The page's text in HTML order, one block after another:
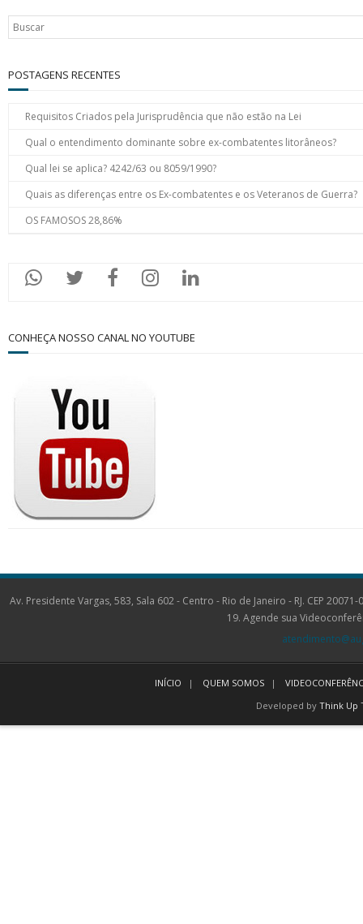
POSTAGENS RECENTES
Requisitos Criados pela Jurisprudência que não estão na Lei
Qual o entendimento dominante sobre ex-combatentes litorâneos?
Qual lei se aplica? 4242/63 ou 8059/1990?
Quais as diferenças entre os Ex-combatentes e os Veteranos de Guerra?
OS FAMOSOS 28,86%
CONHEÇA NOSSO CANAL NO YOUTUBE
Av. Presidente Vargas, 583, Sala 602 - Centro - Rio de Janeiro - RJ. CEP
19. Agende sua
INÍCIO QUEM SOMOS
Developed by Think Up